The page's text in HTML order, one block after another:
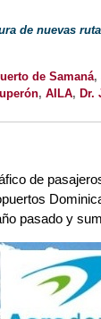
de nuevas
de Samaná,
, AILA, Dr.
de
pasado y